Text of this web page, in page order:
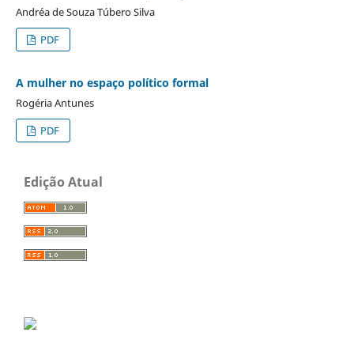
Andréa de Souza Túbero Silva
PDF
A mulher no espaço político formal
Rogéria Antunes
PDF
Edição Atual